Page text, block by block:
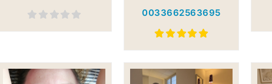
0033662563695